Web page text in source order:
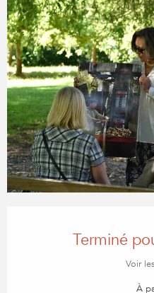
Terminé
Voir
À